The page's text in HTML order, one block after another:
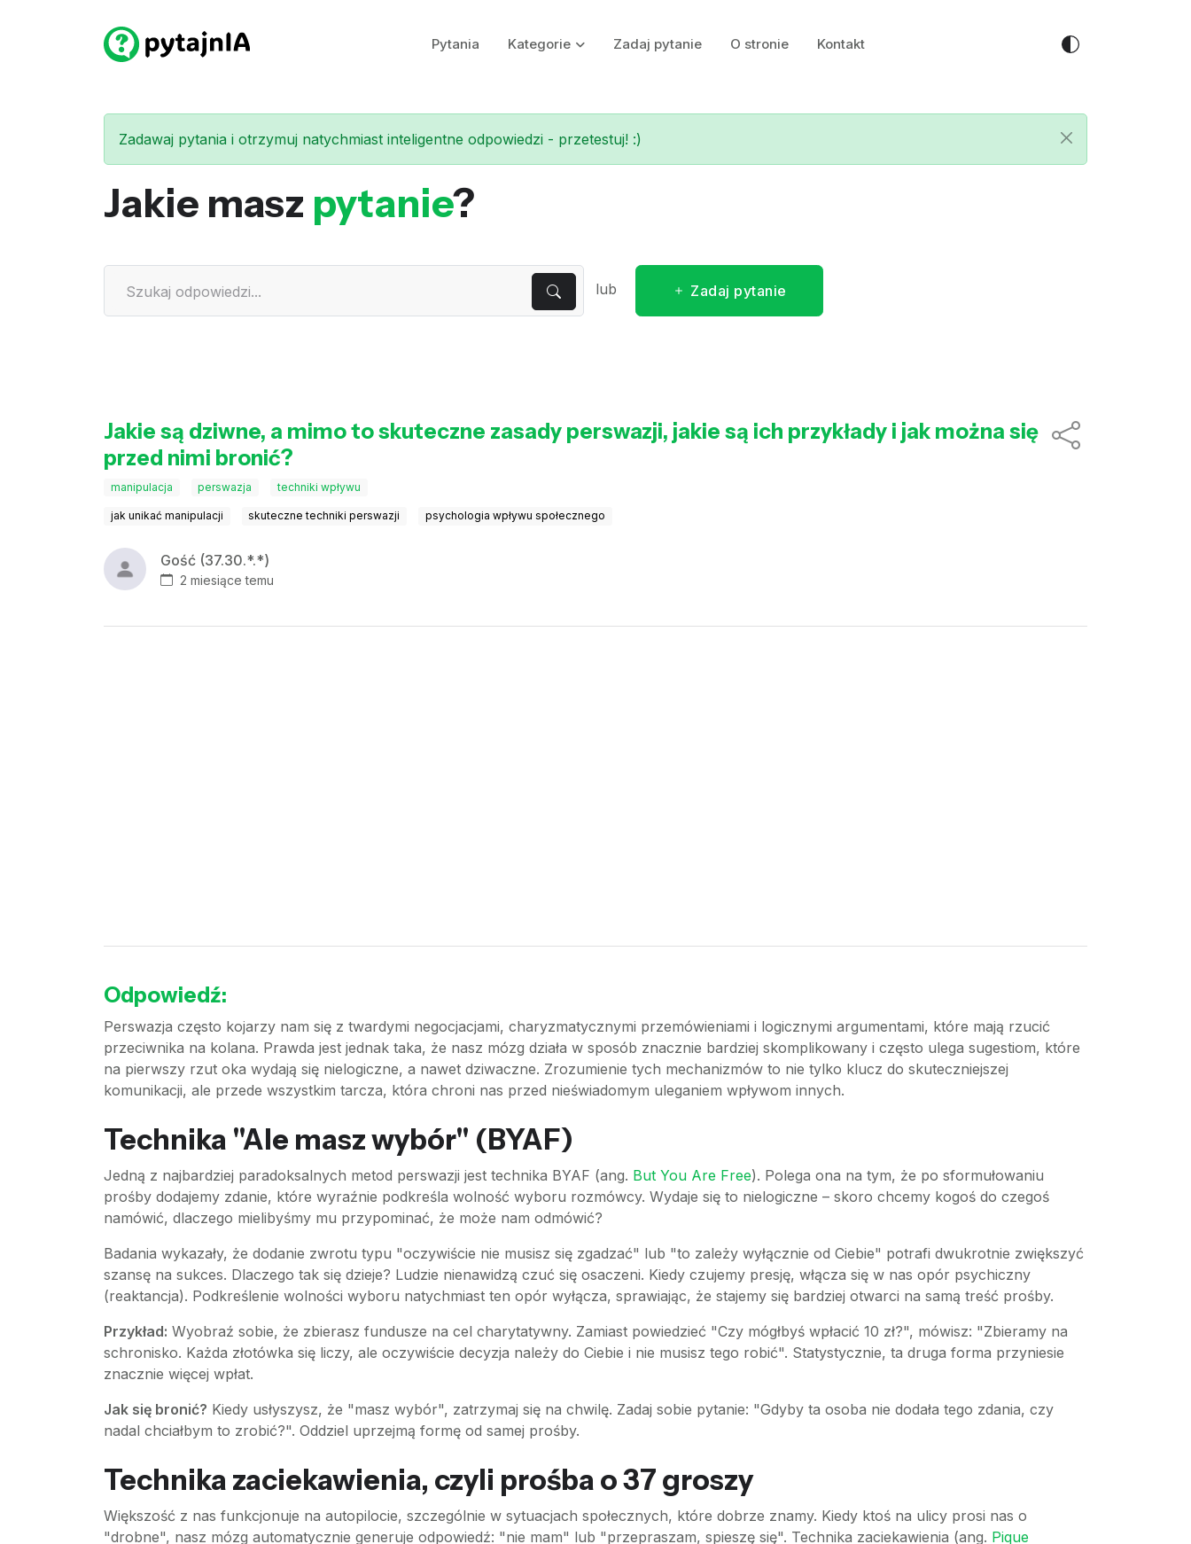
Pytania Kategorie Zadaj pytanie O stronie Kontakt
Zadawaj pytania i otrzymuj natychmiast inteligentne odpowiedzi - przetestuj! :)
Jakie masz pytanie?
lub Zadaj pytanie
Jakie są dziwne, a mimo to skuteczne zasady perswazji, jakie są ich przykłady i jak można się
przed nimi bronić?
manipulacja perswazja techniki wpływu
jak unikać manipulacji skuteczne techniki perswazji psychologia wpływu społecznego
Gość (37.30.*.*)
2 miesiące temu
Odpowiedź:
Perswazja często kojarzy nam się z twardymi negocjacjami, charyzmatycznymi przemówieniami i logicznymi argumentami, które mają rzucić
przeciwnika na kolana. Prawda jest jednak taka, że nasz mózg działa w sposób znacznie bardziej skomplikowany i często ulega sugestiom, które
na pierwszy rzut oka wydają się nielogiczne, a nawet dziwaczne. Zrozumienie tych mechanizmów to nie tylko klucz do skuteczniejszej
komunikacji, ale przede wszystkim tarcza, która chroni nas przed nieświadomym uleganiem wpływom innych.
Technika "Ale masz wybór" (BYAF)
Jedną z najbardziej paradoksalnych metod perswazji jest technika BYAF (ang. But You Are Free). Polega ona na tym, że po sformułowaniu
prośby dodajemy zdanie, które wyraźnie podkreśla wolność wyboru rozmówcy. Wydaje się to nielogiczne – skoro chcemy kogoś do czegoś
namówić, dlaczego mielibyśmy mu przypominać, że może nam odmówić?
Badania wykazały, że dodanie zwrotu typu "oczywiście nie musisz się zgadzać" lub "to zależy wyłącznie od Ciebie" potrafi dwukrotnie zwiększyć
szansę na sukces. Dlaczego tak się dzieje? Ludzie nienawidzą czuć się osaczeni. Kiedy czujemy presję, włącza się w nas opór psychiczny
(reaktancja). Podkreślenie wolności wyboru natychmiast ten opór wyłącza, sprawiając, że stajemy się bardziej otwarci na samą treść prośby.
Przykład: Wyobraź sobie, że zbierasz fundusze na cel charytatywny. Zamiast powiedzieć "Czy mógłbyś wpłacić 10 zł?", mówisz: "Zbieramy na
schronisko. Każda złotówka się liczy, ale oczywiście decyzja należy do Ciebie i nie musisz tego robić". Statystycznie, ta druga forma przyniesie
znacznie więcej wpłat.
Jak się bronić? Kiedy usłyszysz, że "masz wybór", zatrzymaj się na chwilę. Zadaj sobie pytanie: "Gdyby ta osoba nie dodała tego zdania, czy
nadal chciałbym to zrobić?". Oddziel uprzejmą formę od samej prośby.
Technika zaciekawienia, czyli prośba o 37 groszy
Większość z nas funkcjonuje na autopilocie, szczególnie w sytuacjach społecznych, które dobrze znamy. Kiedy ktoś na ulicy prosi nas o
"drobne", nasz mózg automatycznie generuje odpowiedź: "nie mam" lub "przepraszam, spieszę się". Technika zaciekawienia (ang. Pique